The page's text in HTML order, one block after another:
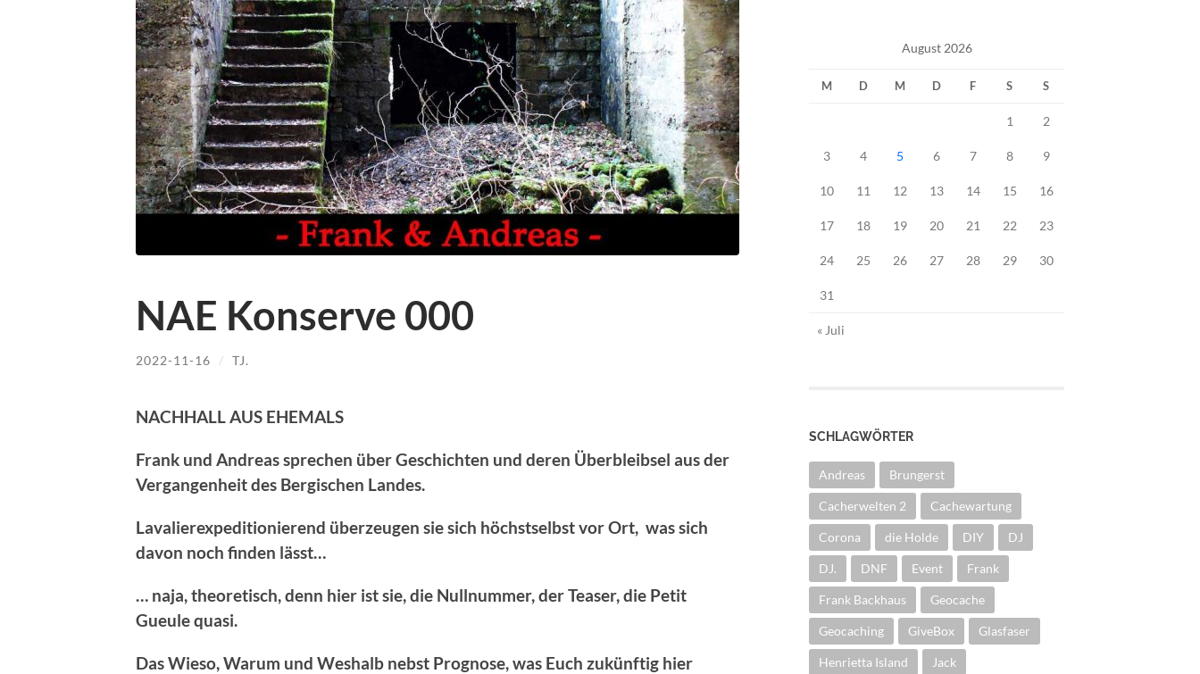
NAE Konserve 000
2022-11-16 / TJ.
NACHHALL AUS EHEMALS
Frank und Andreas sprechen über Geschichten und deren Überbleibsel aus der
Vergangenheit des Bergischen Landes.
Lavalierexpeditionierend überzeugen sie sich höchstselbst vor Ort, was sich
davon noch finden lässt…
… naja, theoretisch, denn hier ist sie, die Nullnummer, der Teaser, die Petit
Gueule quasi.
Das Wieso, Warum und Weshalb nebst Prognose, was Euch zukünftig hier
August 2026
M D M D F S S
1 2
3 4 5 6 7 8 9
10 11 12 13 14 15 16
17 18 19 20 21 22 23
24 25 26 27 28 29 30
31
« Juli
SCHLAGWÖRTER
Andreas Brungerst
Cacherwelten 2 Cachewartung
Corona die Holde DIY DJ
DJ. DNF Event Frank
Frank Backhaus Geocache
Geocaching GiveBox Glasfaser
Henrietta Island Jack